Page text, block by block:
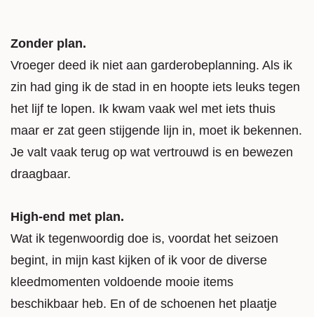
Zonder plan.
Vroeger deed ik niet aan garderobeplanning. Als ik
zin had ging ik de stad in en hoopte iets leuks tegen
het lijf te lopen. Ik kwam vaak wel met iets thuis
maar er zat geen stijgende lijn in, moet ik bekennen.
Je valt vaak terug op wat vertrouwd is en bewezen
draagbaar.
High-end met plan.
Wat ik tegenwoordig doe is, voordat het seizoen
begint, in mijn kast kijken of ik voor de diverse
kleedmomenten voldoende mooie items
beschikbaar heb. En of de schoenen het plaatje